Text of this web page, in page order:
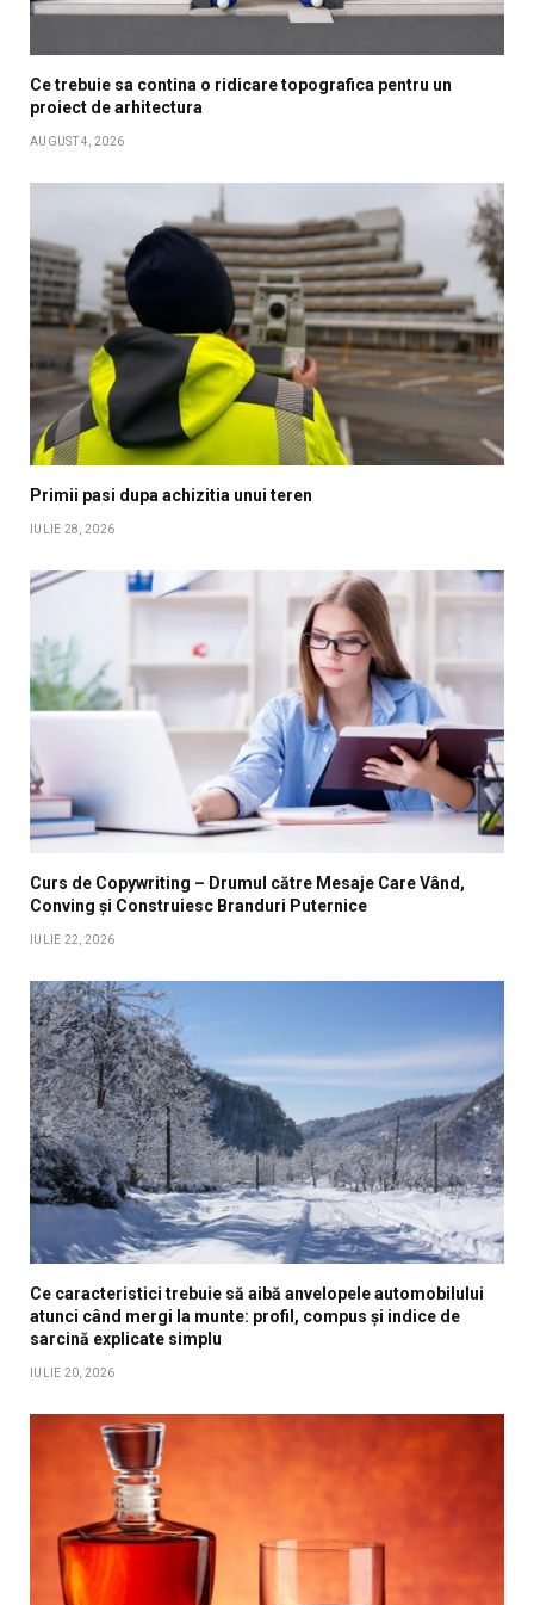
Ce trebuie sa contina o ridicare topografica pentru un
proiect de arhitectura
AUGUST 4, 2026
Primii pasi dupa achizitia unui teren
IULIE 28, 2026
Curs de Copywriting – Drumul către Mesaje Care Vând,
Conving și Construiesc Branduri Puternice
IULIE 22, 2026
Ce caracteristici trebuie să aibă anvelopele automobilului
atunci când mergi la munte: profil, compus și indice de
sarcină explicate simplu
IULIE 20, 2026